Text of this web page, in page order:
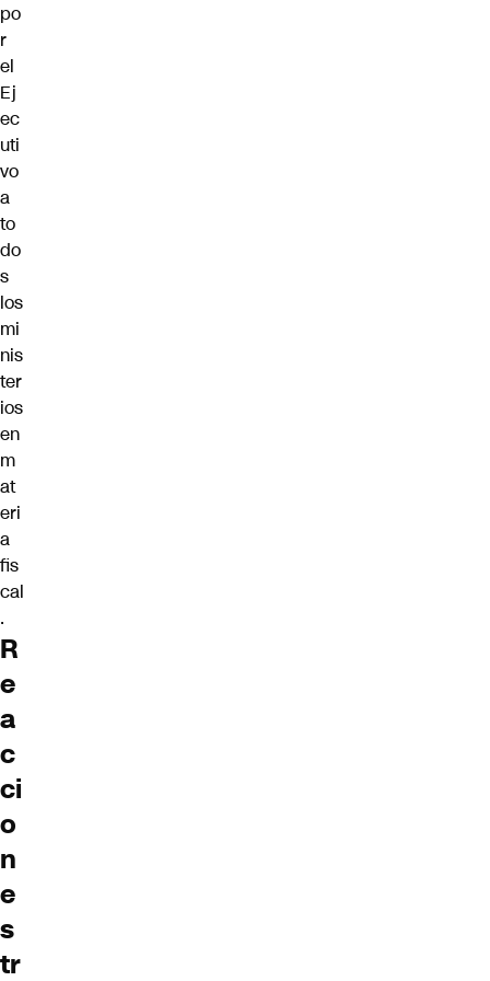
po
r
el
Ej
ec
uti
vo
a
to
do
s
los
mi
nis
ter
ios
en
m
at
eri
a
fis
cal
.
R
e
a
c
ci
o
n
e
s
tr